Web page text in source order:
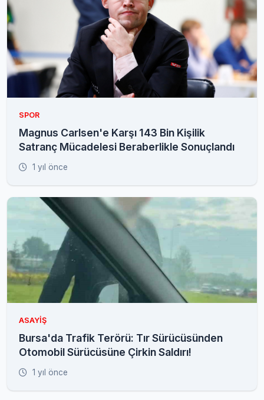
SPOR
Magnus Carlsen'e Karşı 143 Bin Kişilik
Satranç Mücadelesi Beraberlikle Sonuçlandı
1 yıl önce
ASAYIŞ
Bursa'da Trafik Terörü: Tır Sürücüsünden
Otomobil Sürücüsüne Çirkin Saldırı!
1 yıl önce